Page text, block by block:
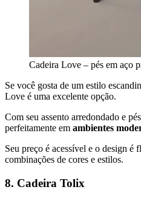
Cadeira Love – pés em aço
Se você gosta de um estilo
Love é uma excelente opção.
Com seu assento arredondado e
perfeitamente em ambientes
Seu preço é acessível e o design
combinações de cores e estilos.
8. Cadeira Tolix